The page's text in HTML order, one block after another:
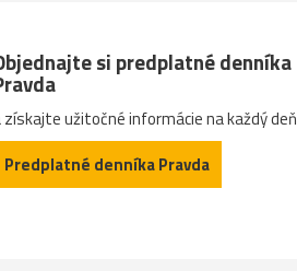
si predplatné denníka
získajte užitočné informácie na každý deň
Predplatné denníka Pravda